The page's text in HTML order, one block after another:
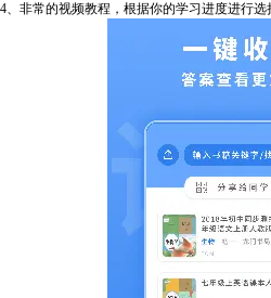
4、非常的视频教程，根据你的学习进度进行选